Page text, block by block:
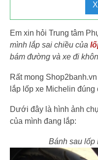
Em xin hỏi Trung tâm
mình lắp sai chiều của
bám đường và xe đi
Rất mong
lắp lốp xe Michelin đúng
Dưới đây là hình ảnh
của mình đang lắp:
Bánh sau lốp